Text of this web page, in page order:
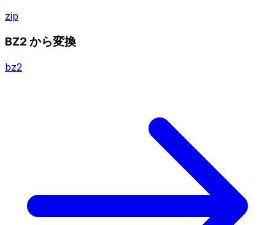
zip
BZ2 から変換
bz2